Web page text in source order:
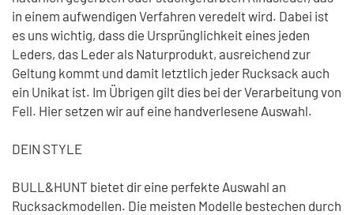
in einem aufwendigen Verfahren veredelt wird. Dabei ist
es uns wichtig, dass die Ursprünglichkeit eines jeden
Leders, das Leder als Naturprodukt, ausreichend zur
Geltung kommt und damit letztlich jeder Rucksack auch
ein Unikat ist. Im Übrigen gilt dies bei der Verarbeitung von
Fell. Hier setzen wir auf eine handverlesene Auswahl.
DEIN STYLE
BULL&HUNT bietet dir eine perfekte Auswahl an
Rucksackmodellen. Die meisten Modelle bestechen durch